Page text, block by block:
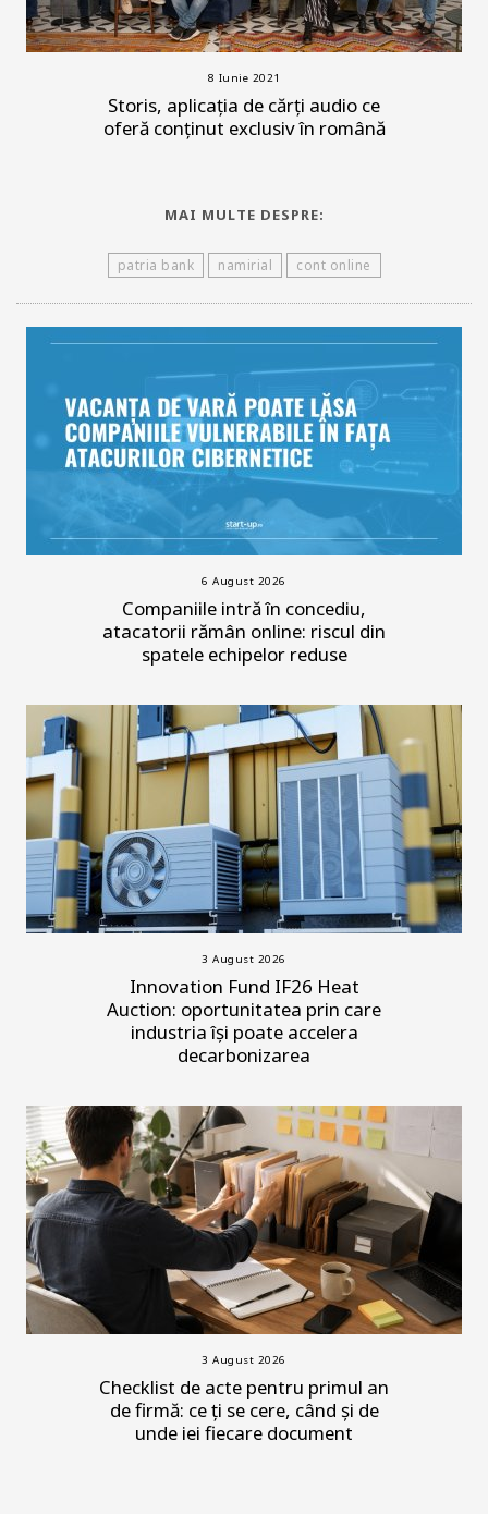
8 Iunie 2021
Storis, aplicația de cărți audio ce
oferă conținut exclusiv în română
MAI MULTE DESPRE:
patria bank namirial cont online
6 August 2026
Companiile intră în concediu,
atacatorii rămân online: riscul din
spatele echipelor reduse
3 August 2026
Innovation Fund IF26 Heat
Auction: oportunitatea prin care
industria își poate accelera
decarbonizarea
3 August 2026
Checklist de acte pentru primul an
de firmă: ce ți se cere, când și de
unde iei fiecare document